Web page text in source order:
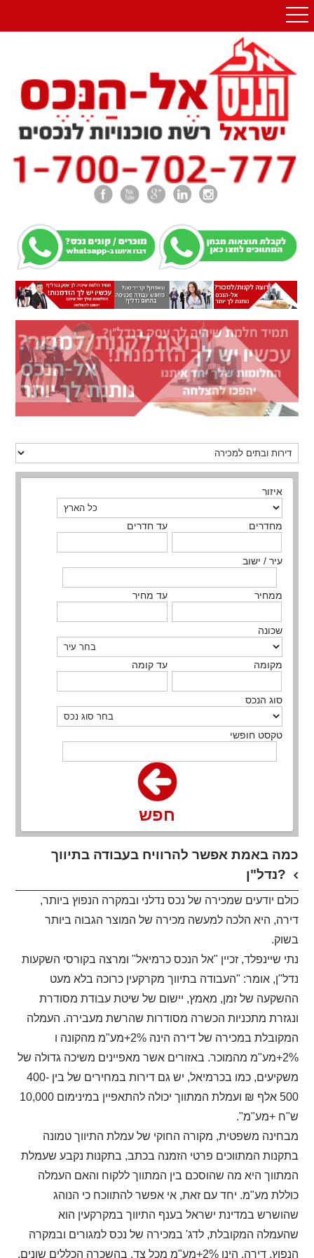
איזור
מחדרים עד חדרים
עיר / ישוב
ממחיר עד מחיר
שכונה
מקומה עד קומה
סוג הנכס
טקסט חופשי
חפש
כמה באמת אפשר להרוויח בעבודה בתיווך
נדל"ן?
כולם יודעים שמכירה של נכס נדלני ובמקרה הנפוץ ביותר,
דירה, היא הלכה למעשה מכירה של המוצר הגבוה ביותר
בשוק.
נתי שיינפלד, זכיין "אל הנכס כרמיאל" ומרצה בקורסי השקעות
נדל"ן, אומר: "העבודה בתיווך מקרקעין כרוכה בלא מעט
ההשקעה של זמן, מאמץ, יישום של שיטת עבודת מסודרת
ונגזרת מתכניות הכשרה מסודרות שהרשת מעבירה. העמלה
המקובלת במכירה של דירה הינה 2%+מע"מ מהקונה ו
2%+מע"מ מהמוכר. באזורים אשר מאפיינים משיכה גדולה של
משקיעים, כמו בכרמיאל, יש גם דירות במחירים של בין 400-
500 אלף ₪ ועמלת המתווך יכולה להתאפיין במינימום 10,000
ש"ח +מע"מ".
מבחינה משפטית, מקורה החוקי של עמלת התיווך טמונה
בתקנות המתווכים פרטי הזמנה בכתב, בתקנות נקבע שעמלת
המתווך היא מה שהוסכם בין המתווך ללקוח והאם העמלה
כוללת מע"מ. יחד עם זאת, אי אפשר להתווכח כי הנוהג
שהושרש במדינת ישראל בענף התיווך במקרקעין הוא
שהעמלה המקובלת, לדג' במכירה של נכס למגורים ובמקרה
הנפוץ, דירה, הינו 2%+מע"מ מכל צד. בהשכרה הכללים שונים
.